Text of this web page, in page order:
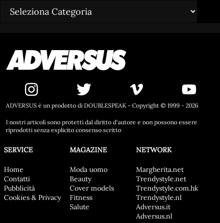
ADVERSUS è un prodotto di DOUBLESPEAK - Copyright © 1999 - 2026
I nostri articoli sono protetti dal diritto d'autore e non possono essere
riprodotti senza esplicito consenso scritto
SERVICE
Home
Contatti
Pubblicità
Cookies & Privacy
MAGAZINE
Moda uomo
Beauty
Cover models
Fitness
Salute
NETWORK
Margherita.net
Trendystyle.net
Trendystyle.com.hk
Trendystyle.nl
Adversus.it
Adversus.nl